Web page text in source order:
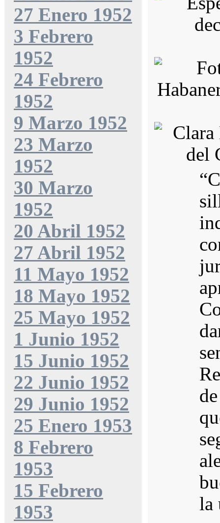
27 Enero 1952
3 Febrero
1952
24 Febrero
1952
9 Marzo 1952
23 Marzo
1952
30 Marzo
1952
20 Abril 1952
27 Abril 1952
11 Mayo 1952
18 Mayo 1952
25 Mayo 1952
1 Junio 1952
15 Junio 1952
22 Junio 1952
29 Junio 1952
25 Enero 1953
8 Febrero
1953
15 Febrero
1953
la